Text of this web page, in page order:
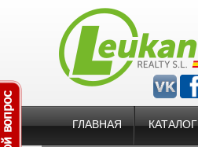
ГЛАВНАЯ КАТАЛОГ